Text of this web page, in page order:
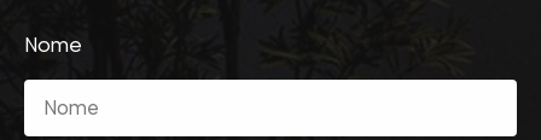
Nome